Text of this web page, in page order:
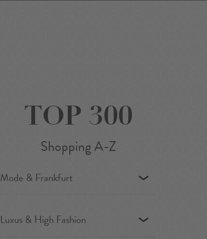
TOP 300
Shopping A-Z
Mode & Frankfurt
Luxus & High Fashion